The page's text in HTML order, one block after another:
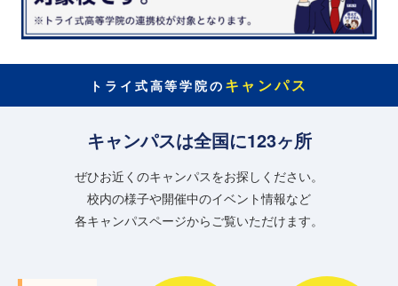
トライ式高等学院の キャンパス
キャンパスは全国に123ヶ所
ぜひお近くのキャンパスをお探しください。
校内の様子や開催中のイベント情報など
各キャンパスページからご覧いただけます。